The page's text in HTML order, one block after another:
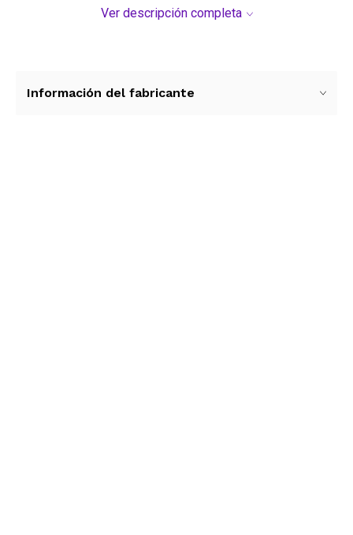
Ver descripción completa
Información del fabricante